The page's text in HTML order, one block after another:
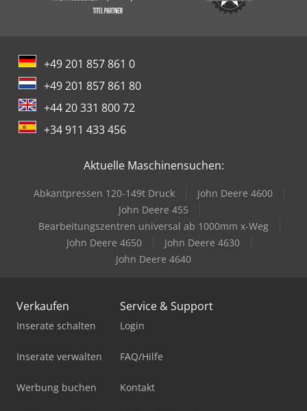
+49 201 857 861 0
+49 201 857 861 80
+44 20 331 800 72
+34 911 433 456
Aktuelle Maschinensuchen:
Abkantpressen 120-149t Druck
John Deere 4600
John Deere 455
Bearbeitungszentren universal ab 1000mm x-Weg
John Deere 4650
John Deere 4630
John Deere 4640
Verkaufen
Inserate schalten
Inserate verwalten
Werbung buchen
Service & Support
Login
FAQ/Hilfe
Kontakt